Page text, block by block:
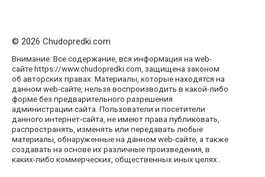
© 2026 Chudopredki.com
Внимание: Все содержание, вся информация на web-
сайте https://www.chudopredki.com, защищена законом
об авторских правах. Материалы, которые находятся на
данном web-сайте, нельзя воспроизводить в какой-либо
форме без предварительного разрешения
администрации сайта. Пользователи и посетители
данного интернет-сайта, не имеют права публиковать,
распространять, изменять или передавать любые
материалы, обнаруженные на данном web-сайте, а также
создавать на основе их различные произведения, в
каких-либо коммерческих, общественных иных целях..